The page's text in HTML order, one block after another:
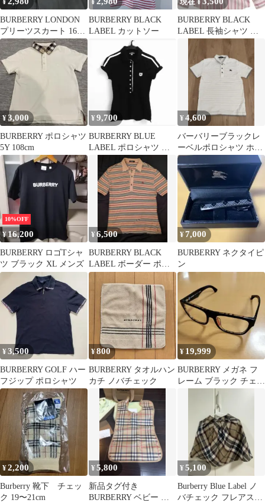
¥
BURBERRY LONDON
プリーツスカート 160A
黒
¥
BURBERRY BLACK
LABEL カットソー
現在 ¥
BURBERRY BLACK
LABEL 長袖シャツ ス
¥3,000
BURBERRY ポロシャツ
5Y 108cm
¥9,700
BURBERRY BLUE
LABEL ポロシャツ 黒
ブラック
¥4,600
バーバリーブラックレ
ーベルポロシャツ ホワ
イト サイズ2
10%OFF
¥ 16,200
BURBERRY ロゴTシャ
ツ ブラック XL メンズ
¥6,500
BURBERRY BLACK
LABEL ボーダー ポロ
シャツ
¥7,000
BURBERRY ネクタイピ
ン
¥3,500
BURBERRY GOLF ハー
フジップ ポロシャツ
¥800
BURBERRY タオルハン
カチ ノバチェック
¥ 19,999
BURBERRY メガネ フ
レーム ブラック チェッ
¥2,200
Burberry 靴下 チェッ
ク 19〜21cm
¥5,800
新品タグ付き
BURBERRY ベビー お
¥5,100
Burberry Blue Label ノ
バチェック フレアスカ